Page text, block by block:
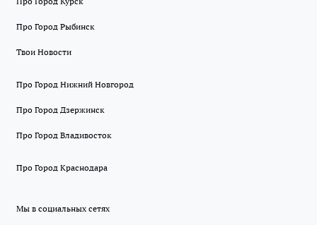
Про Город Рыбинск
Твои Новости
Про Город Нижний Новгород
Про Город Дзержинск
Про Город Владивосток
Про Город Краснодара
Мы в социальных сетях